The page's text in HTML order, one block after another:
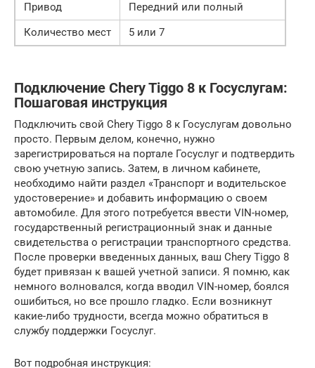
Привод
Передний или полный
Количество мест
5 или 7
Подключение Chery Tiggo 8 к Госуслугам:
Пошаговая инструкция
Подключить свой Chery Tiggo 8 к Госуслугам довольно
просто. Первым делом, конечно, нужно
зарегистрироваться на портале Госуслуг и подтвердить
свою учетную запись. Затем, в личном кабинете,
необходимо найти раздел «Транспорт и водительское
удостоверение» и добавить информацию о своем
автомобиле. Для этого потребуется ввести VIN-номер,
государственный регистрационный знак и данные
свидетельства о регистрации транспортного средства.
После проверки введенных данных, ваш Chery Tiggo 8
будет привязан к вашей учетной записи. Я помню, как
немного волновался, когда вводил VIN-номер, боялся
ошибиться, но все прошло гладко. Если возникнут
какие-либо трудности, всегда можно обратиться в
службу поддержки Госуслуг.
Вот подробная инструкция: